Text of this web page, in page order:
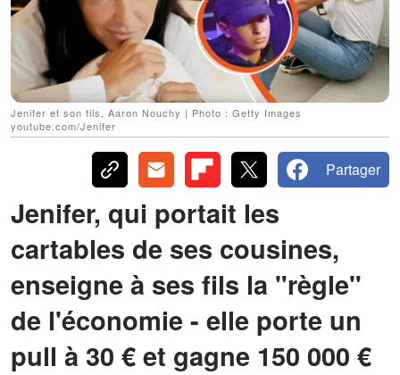
Jenifer et son fils, Aaron Nouchy | Photo : Getty Images
youtube.com/Jenifer
Partager
Jenifer, qui portait les
cartables de ses cousines,
enseigne à ses fils la "règle"
de l'économie - elle porte un
pull à 30 € et gagne 150 000 €